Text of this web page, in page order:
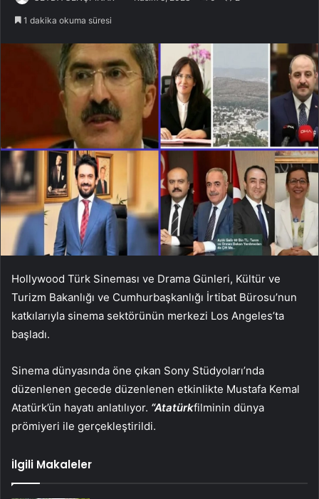
1 dakika okuma süresi
Hollywood Türk Sineması ve Drama Günleri, Kültür ve
Turizm Bakanlığı ve Cumhurbaşkanlığı İrtibat Bürosu’nun
katkılarıyla sinema sektörünün merkezi Los Angeles’ta
başladı.
Sinema dünyasında öne çıkan Sony Stüdyoları’nda
düzenlenen gecede düzenlenen etkinlikte Mustafa Kemal
Atatürk’ün hayatı anlatılıyor. “Atatürkfilminin dünya
prömiyeri ile gerçekleştirildi.
İlgili Makaleler